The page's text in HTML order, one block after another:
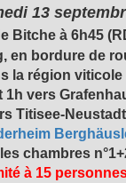
13
Bitche à 6h45
en bordure de
la région
1h vers
Titisee-
chambres
à 15